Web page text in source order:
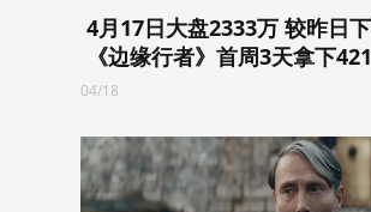
4月17日大盘2333万 较昨日
《边缘行者》首周3天拿下
04/18